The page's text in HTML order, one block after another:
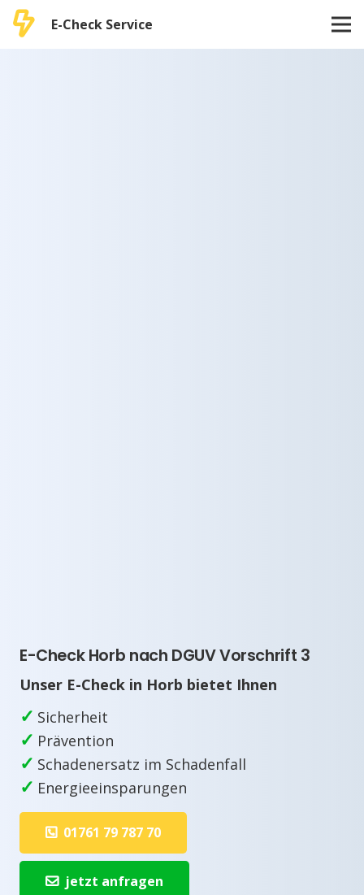
E-Check Service
E-Check Horb nach DGUV Vorschrift 3
Unser E-Check in Horb bietet Ihnen
✓ Sicherheit
✓ Prävention
✓ Schadenersatz im Schadenfall
✓ Energieeinsparungen
01761 79 787 70
jetzt anfragen